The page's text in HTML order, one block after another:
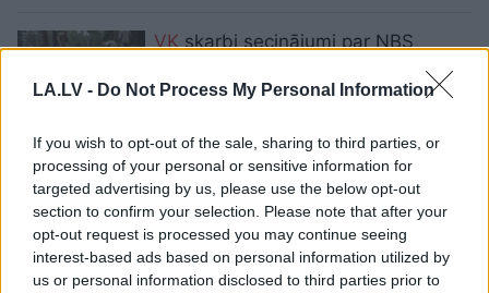
LA.LV - Do Not Process My Personal Information
If you wish to opt-out of the sale, sharing to third parties, or
processing of your personal or sensitive information for
targeted advertising by us, please use the below opt-out
section to confirm your selection. Please note that after your
opt-out request is processed you may continue seeing
interest-based ads based on personal information utilized by
us or personal information disclosed to third parties prior to
VK skarbi secinājumi par NBS
aizsardzības resora un nacionālās
drošības interesēm
Cīrule:KNAB ir uzsākts
kriminālprocess par NBS
ēdināšanas iepirkumu. Līdz rudenim
birojs tiks skaidrībā, kas īsti ir
noticis